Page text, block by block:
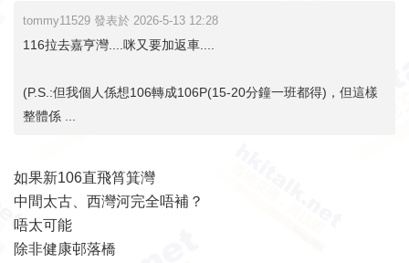
tommy11529 發表於 2026-5-13 12:28
116拉去嘉亨灣....咪又要加返車....
(P.S.:但我個人係想106轉成106P(15-20分鐘一班都得)，但這樣
整體係 ...
如果新106直飛筲箕灣
中間太古、西灣河完全唔補？
唔太可能
除非健康邨落橋